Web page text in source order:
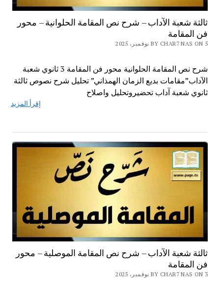
ثالثة شعبة الآداب – شرح نص المقامة الحلوانية – محور
فن المقامة
BY CHAR7 NAS ON 5 نوفمبر، 2025
شرح نص المقامة الحلوانية محور فن المقامة 3 ثانوي شعبة
الآداب”مقامات بديع الزمان الهمذاني” تحليل شرح نصوص ثالثة
ثانوي شعبة آداب تحضيروتحليل واصلاح
إقرأ المزيد
ثالثة شعبة الآداب – شرح نص المقامة الموصلية – محور
فن المقامة
BY CHAR7 NAS ON 3 نوفمبر، 2025